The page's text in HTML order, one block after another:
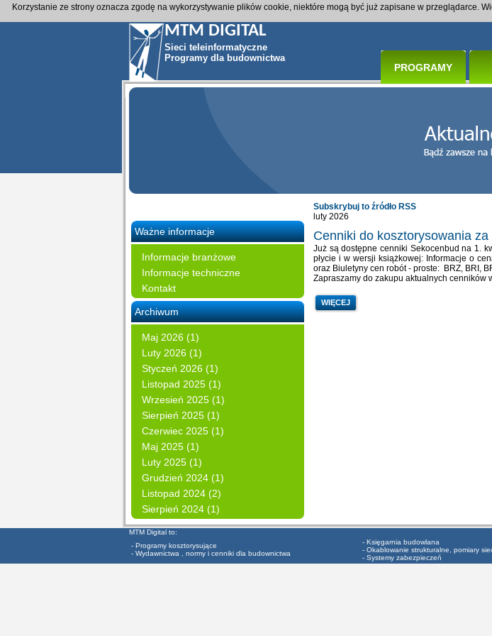
MTM DIGITAL
Sieci teleinformatyczne
Programy dla budownictwa
PROGRAMY
Ważne informacje
Informacje branżowe
Informacje techniczne
Kontakt
Archiwum
Maj 2026 (1)
Luty 2026 (1)
Styczeń 2026 (1)
Listopad 2025 (1)
Wrzesień 2025 (1)
Sierpień 2025 (1)
Czerwiec 2025 (1)
Maj 2025 (1)
Luty 2025 (1)
Grudzień 2024 (1)
Listopad 2024 (2)
Sierpień 2024 (1)
Subskrybuj to źródło RSS
luty 2026
Cenniki do kosztorysowania za
Już są dostępne cenniki Sekocenbud na 1.
płycie i w wersji książkowej: Informacje o
oraz Biuletyny cen robót - proste: BRZ, BRI,
Zapraszamy do zakupu aktualnych cenników
WIĘCEJ
MTM Digital to:
- Programy kosztorysujące
- Wydawnictwa , normy i cenniki dla budownictwa
- Księgarnia budowlana
- Okablowanie strukturalne, pomiary
- Systemy zabezpieczeń
Korzystanie ze strony oznacza zgodę na wykorzystywanie plików cookie, niektóre mogą być już zapisane w przeglądarce.